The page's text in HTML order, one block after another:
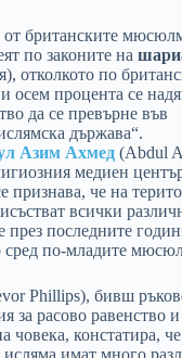
от британските
по законите на
отколкото по
осем процента се
да се превърне във
държава“.
Азим Ахмед (Abdul
медиен
признава, че на
всички
през последните
сред по-младите
Phillips), бивш
за расово равенство
човека, констатира, че
исляма имат много